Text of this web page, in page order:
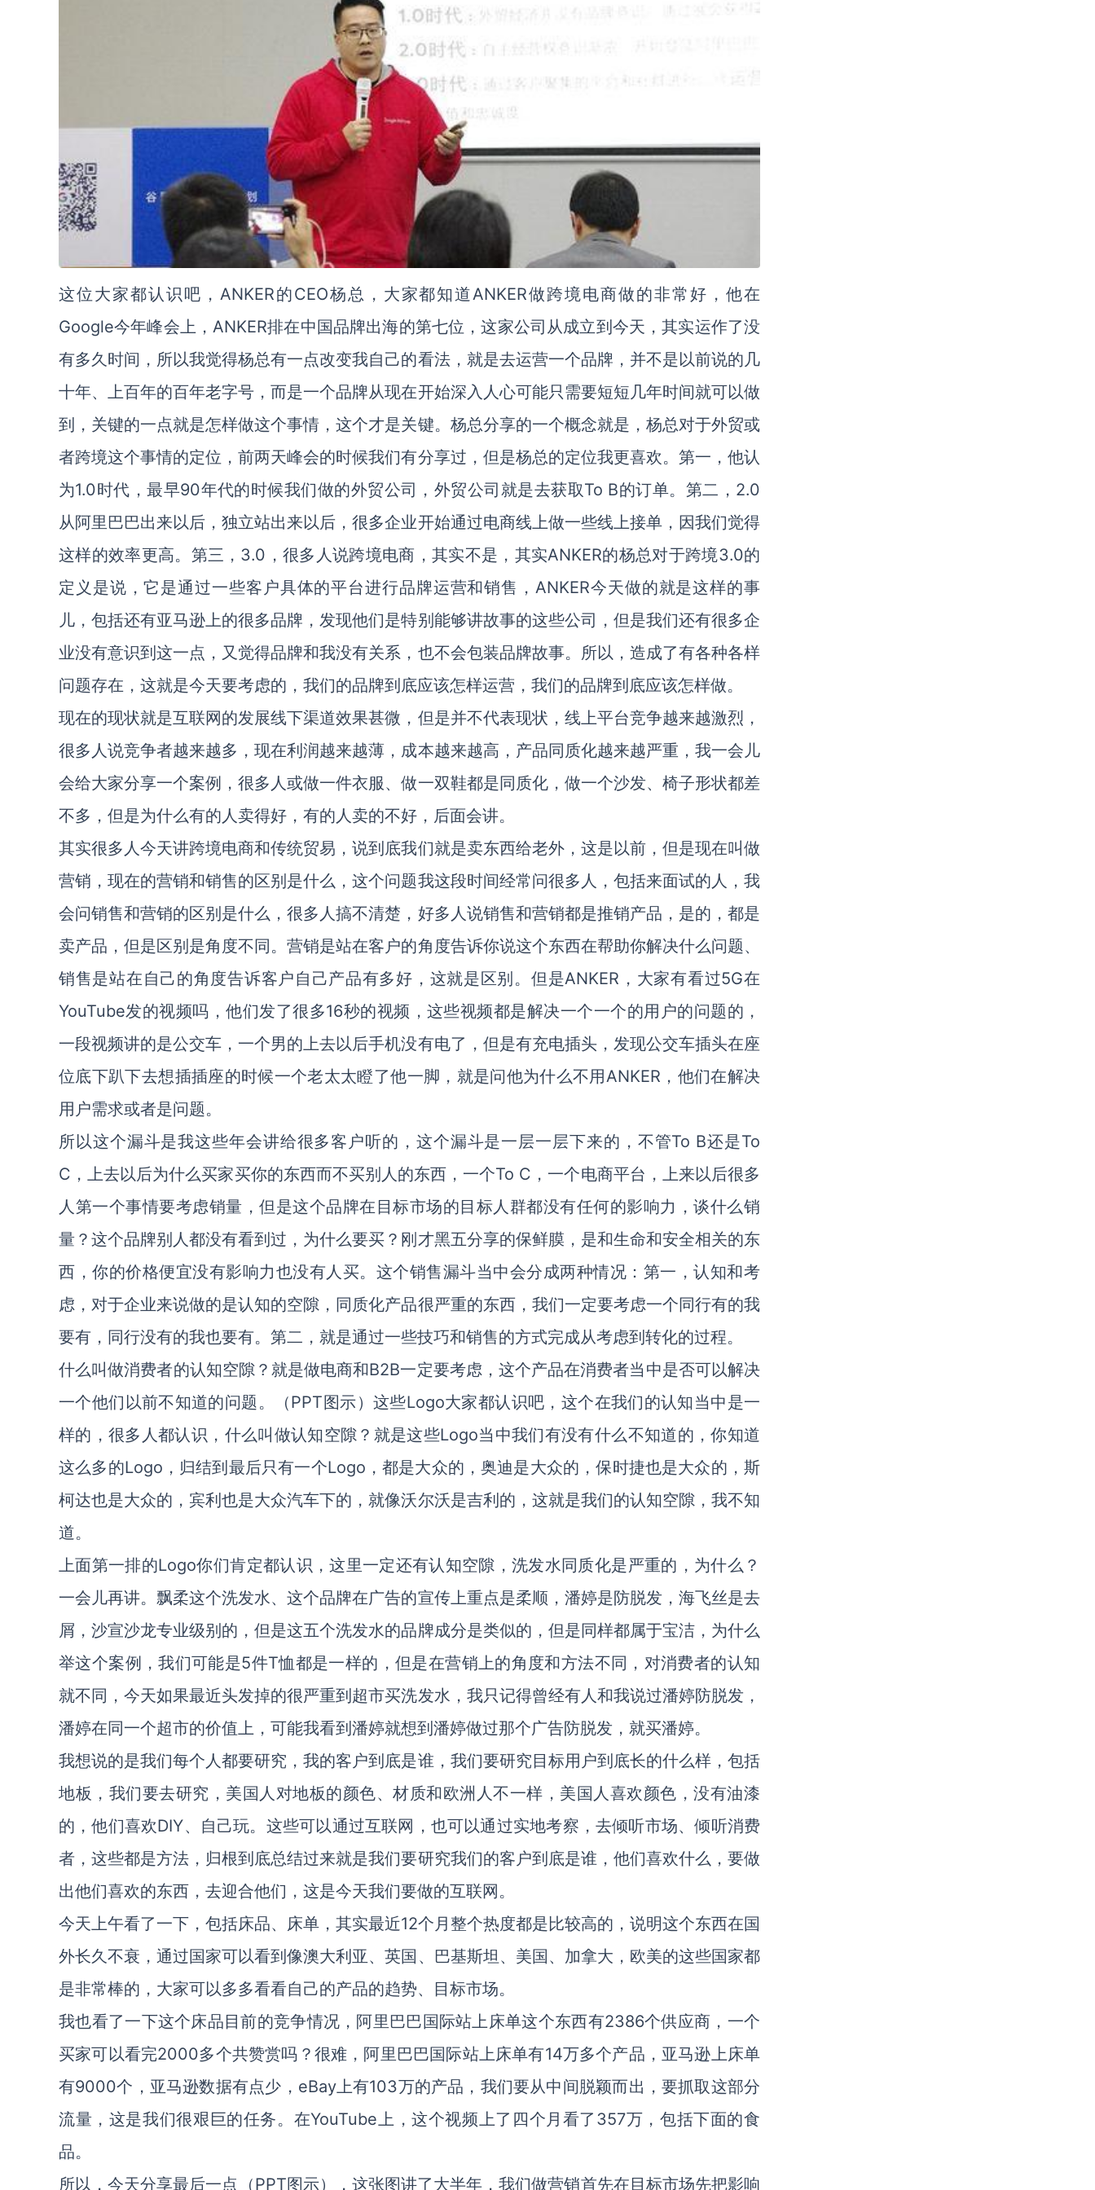
这位大家都认识吧，ANKER的CEO杨总，大家都知道ANKER做跨境电商做的非常好，他在
Google今年峰会上，ANKER排在中国品牌出海的第七位，这家公司从成立到今天，其实运作了没
有多久时间，所以我觉得杨总有一点改变我自己的看法，就是去运营一个品牌，并不是以前说的几
十年、上百年的百年老字号，而是一个品牌从现在开始深入人心可能只需要短短几年时间就可以做
到，关键的一点就是怎样做这个事情，这个才是关键。杨总分享的一个概念就是，杨总对于外贸或
者跨境这个事情的定位，前两天峰会的时候我们有分享过，但是杨总的定位我更喜欢。第一，他认
为1.0时代，最早90年代的时候我们做的外贸公司，外贸公司就是去获取To B的订单。第二，2.0
从阿里巴巴出来以后，独立站出来以后，很多企业开始通过电商线上做一些线上接单，因我们觉得
这样的效率更高。第三，3.0，很多人说跨境电商，其实不是，其实ANKER的杨总对于跨境3.0的
定义是说，它是通过一些客户具体的平台进行品牌运营和销售，ANKER今天做的就是这样的事
儿，包括还有亚马逊上的很多品牌，发现他们是特别能够讲故事的这些公司，但是我们还有很多企
业没有意识到这一点，又觉得品牌和我没有关系，也不会包装品牌故事。所以，造成了有各种各样
问题存在，这就是今天要考虑的，我们的品牌到底应该怎样运营，我们的品牌到底应该怎样做。
现在的现状就是互联网的发展线下渠道效果甚微，但是并不代表现状，线上平台竞争越来越激烈，
很多人说竞争者越来越多，现在利润越来越薄，成本越来越高，产品同质化越来越严重，我一会儿
会给大家分享一个案例，很多人或做一件衣服、做一双鞋都是同质化，做一个沙发、椅子形状都差
不多，但是为什么有的人卖得好，有的人卖的不好，后面会讲。
其实很多人今天讲跨境电商和传统贸易，说到底我们就是卖东西给老外，这是以前，但是现在叫做
营销，现在的营销和销售的区别是什么，这个问题我这段时间经常问很多人，包括来面试的人，我
会问销售和营销的区别是什么，很多人搞不清楚，好多人说销售和营销都是推销产品，是的，都是
卖产品，但是区别是角度不同。营销是站在客户的角度告诉你说这个东西在帮助你解决什么问题、
销售是站在自己的角度告诉客户自己产品有多好，这就是区别。但是ANKER，大家有看过5G在
YouTube发的视频吗，他们发了很多16秒的视频，这些视频都是解决一个一个的用户的问题的，
一段视频讲的是公交车，一个男的上去以后手机没有电了，但是有充电插头，发现公交车插头在座
位底下趴下去想插插座的时候一个老太太瞪了他一脚，就是问他为什么不用ANKER，他们在解决
用户需求或者是问题。
所以这个漏斗是我这些年会讲给很多客户听的，这个漏斗是一层一层下来的，不管To B还是To
C，上去以后为什么买家买你的东西而不买别人的东西，一个To C，一个电商平台，上来以后很多
人第一个事情要考虑销量，但是这个品牌在目标市场的目标人群都没有任何的影响力，谈什么销
量？这个品牌别人都没有看到过，为什么要买？刚才黑五分享的保鲜膜，是和生命和安全相关的东
西，你的价格便宜没有影响力也没有人买。这个销售漏斗当中会分成两种情况：第一，认知和考
虑，对于企业来说做的是认知的空隙，同质化产品很严重的东西，我们一定要考虑一个同行有的我
要有，同行没有的我也要有。第二，就是通过一些技巧和销售的方式完成从考虑到转化的过程。
什么叫做消费者的认知空隙？就是做电商和B2B一定要考虑，这个产品在消费者当中是否可以解决
一个他们以前不知道的问题。（PPT图示）这些Logo大家都认识吧，这个在我们的认知当中是一
样的，很多人都认识，什么叫做认知空隙？就是这些Logo当中我们有没有什么不知道的，你知道
这么多的Logo，归结到最后只有一个Logo，都是大众的，奥迪是大众的，保时捷也是大众的，斯
柯达也是大众的，宾利也是大众汽车下的，就像沃尔沃是吉利的，这就是我们的认知空隙，我不知
道。
上面第一排的Logo你们肯定都认识，这里一定还有认知空隙，洗发水同质化是严重的，为什么？
一会儿再讲。飘柔这个洗发水、这个品牌在广告的宣传上重点是柔顺，潘婷是防脱发，海飞丝是去
屑，沙宣沙龙专业级别的，但是这五个洗发水的品牌成分是类似的，但是同样都属于宝洁，为什么
举这个案例，我们可能是5件T恤都是一样的，但是在营销上的角度和方法不同，对消费者的认知
就不同，今天如果最近头发掉的很严重到超市买洗发水，我只记得曾经有人和我说过潘婷防脱发，
潘婷在同一个超市的价值上，可能我看到潘婷就想到潘婷做过那个广告防脱发，就买潘婷。
我想说的是我们每个人都要研究，我的客户到底是谁，我们要研究目标用户到底长的什么样，包括
地板，我们要去研究，美国人对地板的颜色、材质和欧洲人不一样，美国人喜欢颜色，没有油漆
的，他们喜欢DIY、自己玩。这些可以通过互联网，也可以通过实地考察，去倾听市场、倾听消费
者，这些都是方法，归根到底总结过来就是我们要研究我们的客户到底是谁，他们喜欢什么，要做
出他们喜欢的东西，去迎合他们，这是今天我们要做的互联网。
今天上午看了一下，包括床品、床单，其实最近12个月整个热度都是比较高的，说明这个东西在国
外长久不衰，通过国家可以看到像澳大利亚、英国、巴基斯坦、美国、加拿大，欧美的这些国家都
是非常棒的，大家可以多多看看自己的产品的趋势、目标市场。
我也看了一下这个床品目前的竞争情况，阿里巴巴国际站上床单这个东西有2386个供应商，一个
买家可以看完2000多个共赞赏吗？很难，阿里巴巴国际站上床单有14万多个产品，亚马逊上床单
有9000个，亚马逊数据有点少，eBay上有103万的产品，我们要从中间脱颖而出，要抓取这部分
流量，这是我们很艰巨的任务。在YouTube上，这个视频上了四个月看了357万，包括下面的食
品。
所以，今天分享最后一点（PPT图示），这张图讲了大半年，我们做营销首先在目标市场先把影响